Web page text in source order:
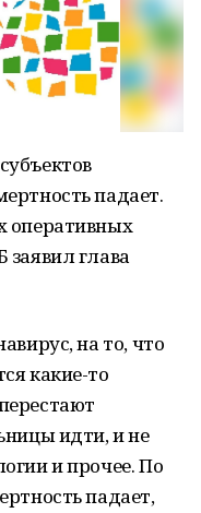
падает.
оперативных
заявил глава
на то, что
какие-то
идти, и не
и прочее. По
падает,